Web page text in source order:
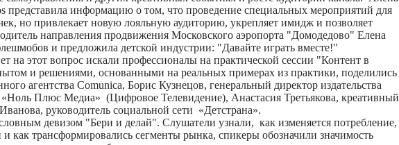
информацию о том, что проведение специальных мероприятий для
но привлекает новую лояльную аудиторию, укрепляет имидж и позволяет
направления продвижения Московского аэропорта "Домодедово" Елена
и предложила детской индустрии: "Давайте играть вместе!"
на этот вопрос искали профессионалы на практической сессии "Контент в
и решениями, основанными на реальных примерах из практики, поделились
агентства Comunica, Борис Кузнецов, генеральный директор издательства
Плюс Медиа» (Цифровое Телевидение), Анастасия Третьякова, креативный
руководитель социальной сети «Детстрана».
девизом "Бери и делай". Слушатели узнали, как изменяется потребление,
и как трансформировались сегменты рынка, спикеры обозначили значимость